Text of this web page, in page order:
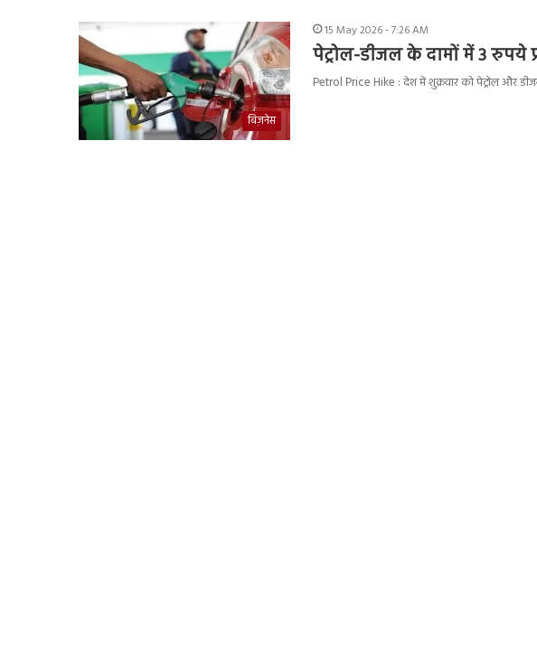
बिज़नेस
15 May 2026 - 7:26 AM
पेट्रोल-डीजल के दामों में 3 रुपये
Petrol Price Hike : देश में शुक्रवार को पेट्रोल और